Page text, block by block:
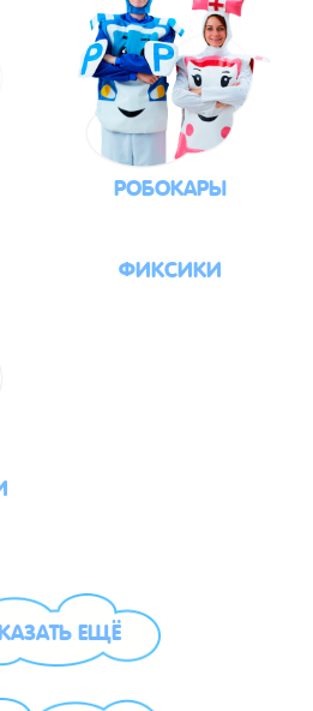
РОБОКАРЫ
ФИКСИКИ
ЕЩЁ